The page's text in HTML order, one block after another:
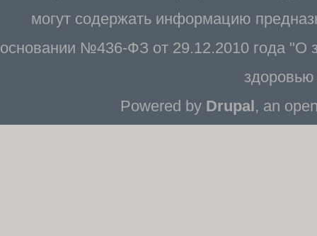
могут содержать информацию
основании №436-ФЗ от 29.12.2010 года "О
Powered by Drupal, an